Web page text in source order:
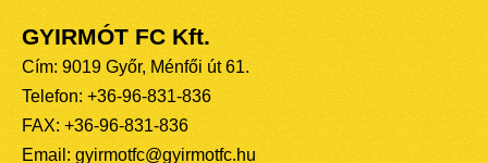
GYIRMÓT FC Kft.
Cím: 9019 Győr, Ménfői út 61.
Telefon: +36-96-831-836
FAX: +36-96-831-836
Email: gyirmotfc@gyirmotfc.hu